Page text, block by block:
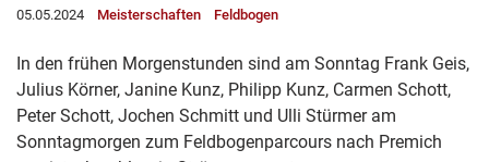
05.05.2024 Meisterschaften Feldbogen
In den frühen Morgenstunden sind am Sonntag Frank Geis,
Julius Körner, Janine Kunz, Philipp Kunz, Carmen Schott,
Peter Schott, Jochen Schmitt und Ulli Stürmer am
Sonntagmorgen zum Feldbogenparcours nach Premich